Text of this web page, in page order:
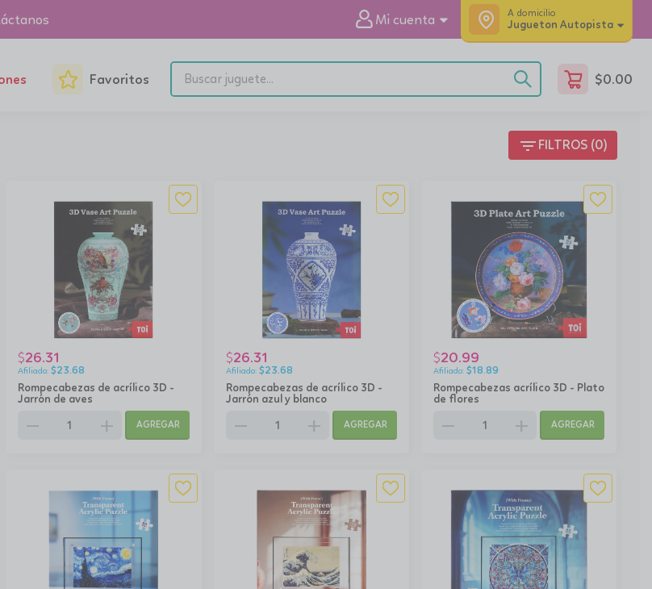
Mi cuenta A domicilio
Jugueton Autopista
Favoritos $0.00
filter_list FILTROS (0)
Rompecabezas de acrílico 3D -
Jarrón de aves
$26.31
$23.68
remove add AGREGAR
Rompecabezas de acrílico 3D -
Jarrón azul y blanco
$26.31
$23.68
remove add AGREGAR
Rompecabezas acrílico 3D - Plato
de flores
$20.99
$18.89
remove add AGREGAR